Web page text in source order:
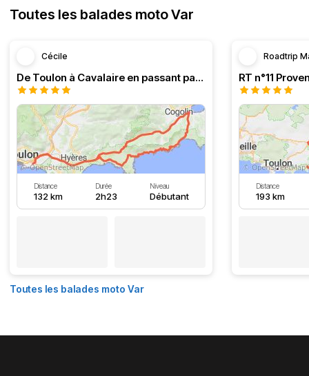
Toutes les balades moto Var
Cécile
De Toulon à Cavalaire en passant par la côte
Distance
132 km
Durée
2h23
Niveau
Débutant
Roadtrip
Distance
193 km
Toutes les balades moto Var